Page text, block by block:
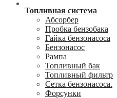
Топливная система
Абсорбер
Пробка бензобака
Гайка бензонасоса
Бензонасос
Рампа
Топливный бак
Топливный фильтр
Сетка бензонасоса.
Форсунки